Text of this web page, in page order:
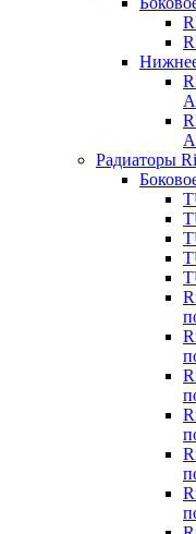
Радиаторы